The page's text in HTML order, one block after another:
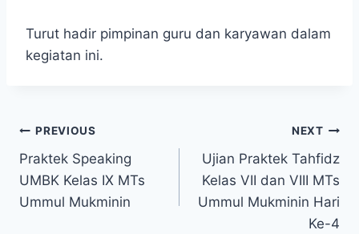
Turut hadir pimpinan guru dan karyawan dalam
kegiatan ini.
PREVIOUS
Praktek Speaking
UMBK Kelas IX MTs
Ummul Mukminin
NEXT
Ujian Praktek Tahfidz
Kelas VII dan VIII MTs
Ummul Mukminin Hari
Ke-4